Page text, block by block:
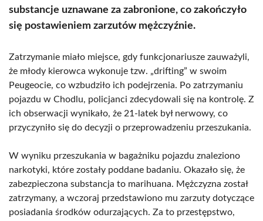
substancje uznawane za zabronione, co zakończyło
się postawieniem zarzutów mężczyźnie.
Zatrzymanie miało miejsce, gdy funkcjonariusze zauważyli,
że młody kierowca wykonuje tzw. „drifting” w swoim
Peugeocie, co wzbudziło ich podejrzenia. Po zatrzymaniu
pojazdu w Chodlu, policjanci zdecydowali się na kontrolę. Z
ich obserwacji wynikało, że 21-latek był nerwowy, co
przyczyniło się do decyzji o przeprowadzeniu przeszukania.
W wyniku przeszukania w bagażniku pojazdu znaleziono
narkotyki, które zostały poddane badaniu. Okazało się, że
zabezpieczona substancja to marihuana. Mężczyzna został
zatrzymany, a wczoraj przedstawiono mu zarzuty dotyczące
posiadania środków odurzających. Za to przestępstwo,